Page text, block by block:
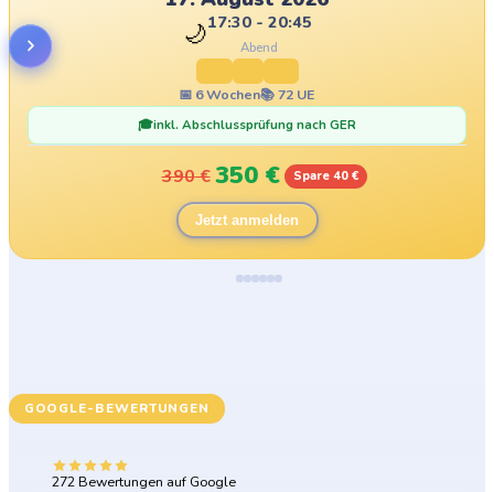
🌙17:30 - 20:45
Abend
📅 6Wochen📚72 UE
🎓inkl. Abschlussprüfung nach GER
390€ 350€ Spare 40 €
Jetzt anmelden
GOOGLE-BEWERTUNGEN
272 Bewertungen auf Google